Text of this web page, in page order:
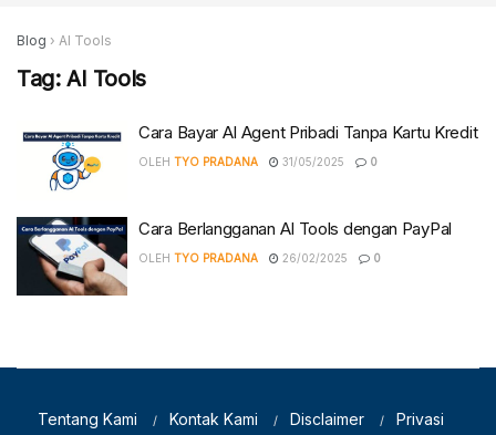
Blog › AI Tools
Tag: AI Tools
Cara Bayar AI Agent Pribadi Tanpa Kartu Kredit
OLEH TYO PRADANA 31/05/2025 0
Cara Berlangganan AI Tools dengan PayPal
OLEH TYO PRADANA 26/02/2025 0
Tentang Kami Kontak Kami Disclaimer Privasi